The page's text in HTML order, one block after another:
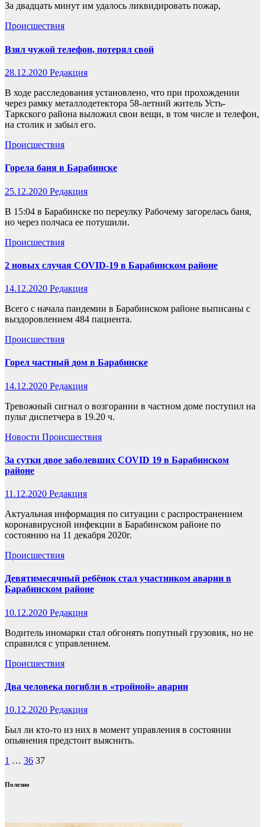
За двадцать минут им удалось ликвидировать пожар,
Происшествия
Взял чужой телефон, потерял свой
28.12.2020 Редакция
В ходе расследования установлено, что при прохождении
через рамку металлодетектора 58-летний житель Усть-
Таркского района выложил свои вещи, в том числе и телефон,
на столик и забыл его.
Происшествия
Горела баня в Барабинске
25.12.2020 Редакция
В 15:04 в Барабинске по переулку Рабочему загорелась баня,
но через полчаса ее потушили.
Происшествия
2 новых случая COVID-19 в Барабинском районе
14.12.2020 Редакция
Всего с начала пандемии в Барабинском районе выписаны с
выздоровлением 484 пациента.
Происшествия
Горел частный дом в Барабинске
14.12.2020 Редакция
Тревожный сигнал о возгорании в частном доме поступил на
пульт диспетчера в 19.20 ч.
Новости Происшествия
За сутки двое заболевших COVID 19 в Барабинском
районе
11.12.2020 Редакция
Актуальная информация по ситуации с распространением
коронавирусной инфекции в Барабинском районе по
состоянию на 11 декабря 2020г.
Происшествия
Девятимесячный ребёнок стал участником аварии в
Барабинском районе
10.12.2020 Редакция
Водитель иномарки стал обгонять попутный грузовик, но не
справился с управлением.
Происшествия
Два человека погибли в «тройной» аварии
10.12.2020 Редакция
Был ли кто-то из них в момент управления в состоянии
опьянения предстоит выяснить.
Пагинация
записей
1 … 36 37
Полезно